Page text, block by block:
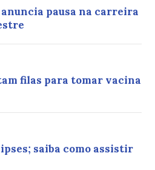
pausa na carreira
filas para tomar vacina
saiba como assistir